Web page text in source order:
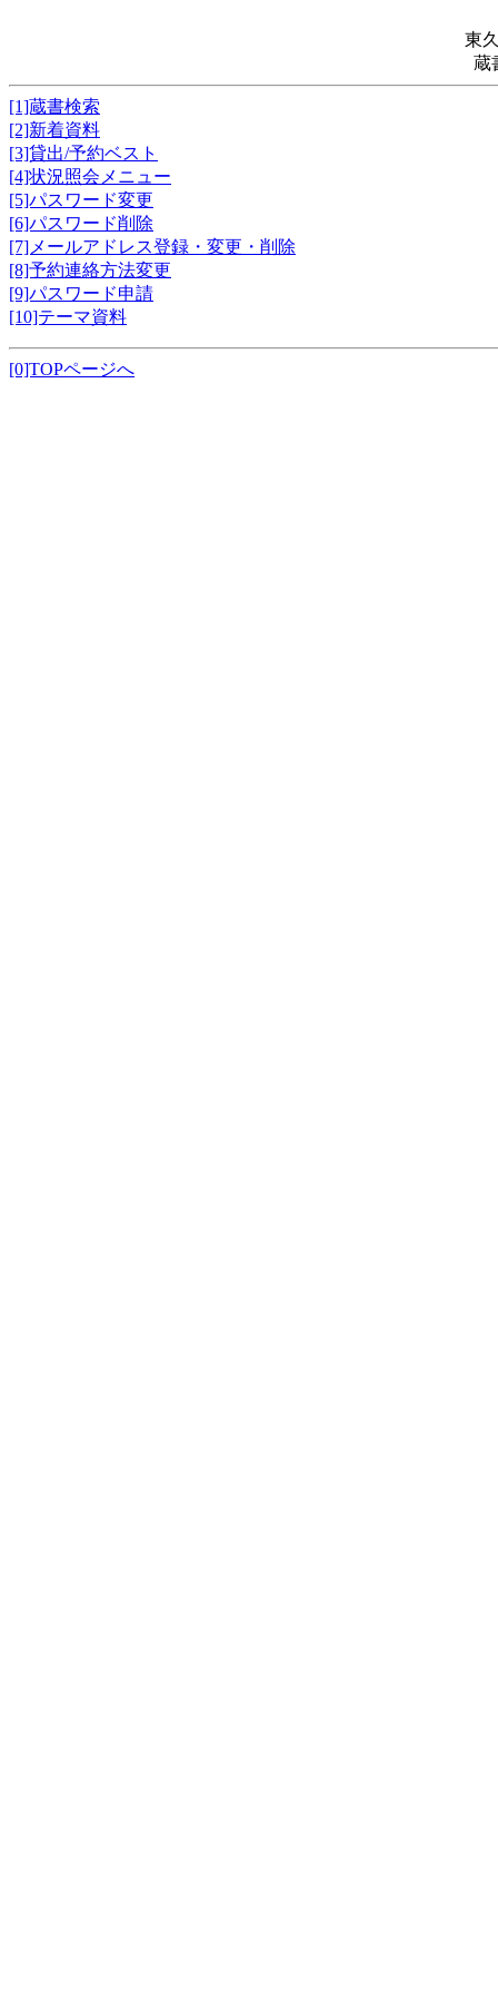
東
蔵
[1]蔵書検索
[2]新着資料
[3]貸出/予約ベスト
[4]状況照会メニュー
[5]パスワード変更
[6]パスワード削除
[7]メールアドレス登録・変更・削除
[8]予約連絡方法変更
[9]パスワード申請
[10]テーマ資料
[0]TOPページへ